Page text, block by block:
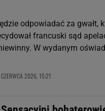
odpowiadać za gwałt,
francuski sąd
W wydanym
2026, 15:21